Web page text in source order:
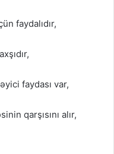
faydalıdır,
faydası var,
qarşısını alır,